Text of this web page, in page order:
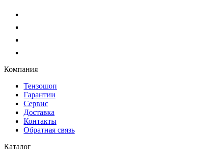
Компания
Тензошоп
Гарантии
Сервис
Доставка
Контакты
Обратная связь
Каталог